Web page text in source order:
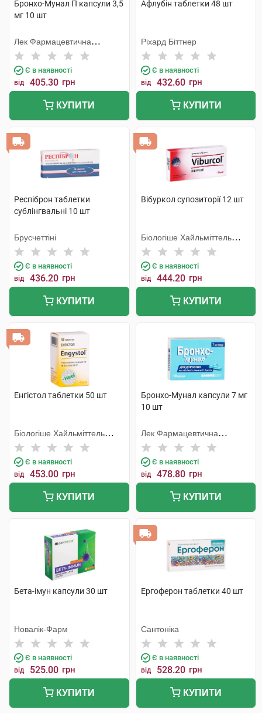
Бронхо-Мунал П капсули 3,5
мг 10 шт
Лек Фармацевтична
компанія
Є в наявності
від 405.30 грн
КУПИТИ
Афлубін таблетки 48 шт
Ріхард Біттнер
Є в наявності
від 432.60 грн
КУПИТИ
Респіброн таблетки
сублінгвальні 10 шт
Брусчеттіні
Є в наявності
від 436.20 грн
КУПИТИ
Вібуркол супозиторії 12 шт
Біологіше Хайльміттель
Хеель
Є в наявності
від 444.20 грн
КУПИТИ
Енгістол таблетки 50 шт
Біологіше Хайльміттель
Хеель
Є в наявності
від 453.00 грн
КУПИТИ
Бронхо-Мунал капсули 7 мг
10 шт
Лек Фармацевтична
компанія
Є в наявності
від 478.80 грн
КУПИТИ
Бета-імун капсули 30 шт
Новалік-Фарм
Є в наявності
від 525.00 грн
КУПИТИ
Ергоферон таблетки 40 шт
Сантоніка
Є в наявності
від 528.20 грн
КУПИТИ